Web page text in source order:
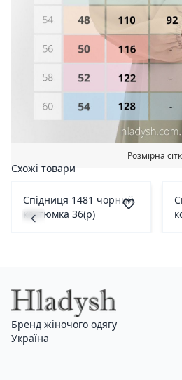
Розмірна
Схожі товари
Спідниця 1481 чорний
костюмка 36(р)
Бренд жіночого одягу
Україна